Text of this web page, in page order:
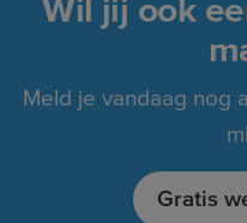
Wil jij ook
Meld je vandaag nog
Gratis